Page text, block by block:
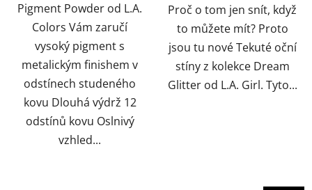
Pigment Powder od L.A.
Colors Vám zaručí
vysoký pigment s
metalickým finishem v
odstínech studeného
kovu Dlouhá výdrž 12
odstínů kovu Oslnivý
vzhled...
Proč o tom jen snít, když
to můžete mít? Proto
jsou tu nové Tekuté oční
stíny z kolekce Dream
Glitter od L.A. Girl. Tyto...